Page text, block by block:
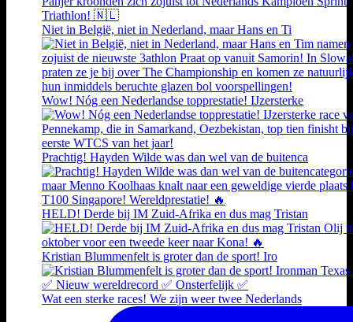
Niet in België, niet in Nederland, maar Hans en Ti
Wow! Nóg een Nederlandse topprestatie! IJzersterke
Prachtig! Hayden Wilde was dan wel van de buitenca
HELD! Derde bij IM Zuid-Afrika en dus mag Tristan
Kristian Blummenfelt is groter dan de sport! Iro
Wat een sterke races! We zijn weer twee Nederlands